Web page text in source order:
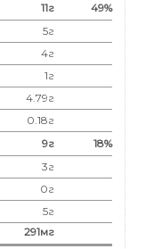
11г
49%
5г
4г
1г
4.79г
0.18г
9г
18%
3г
0г
5г
291мг